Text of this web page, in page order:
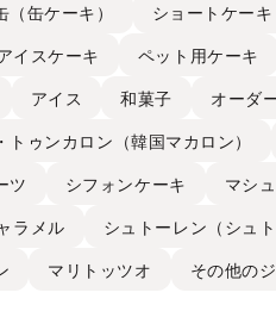
（缶ケーキ） ショートケー
イスケーキ ペット用ケーキ
アイス 和菓子 オーダ
トゥンカロン（韓国マカロン）
ツ シフォンケーキ マシ
ラメル シュトーレン（シュ
マリトッツオ その他の